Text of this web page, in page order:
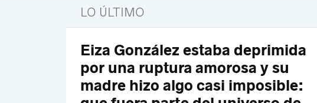
LO ÚLTIMO
Eiza González estaba deprimida
por una ruptura amorosa y su
madre hizo algo casi imposible: